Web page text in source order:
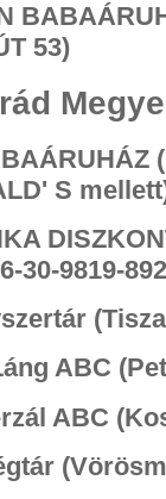
53)
Megye
S
30-9819-
ABC
ABC